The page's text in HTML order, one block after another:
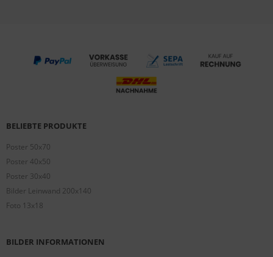
BELIEBTE PRODUKTE
Poster 50x70
Poster 40x50
Poster 30x40
Bilder Leinwand 200x140
Foto 13x18
BILDER INFORMATIONEN